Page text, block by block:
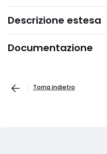
Descrizione estesa
Documentazione
Torna indietro